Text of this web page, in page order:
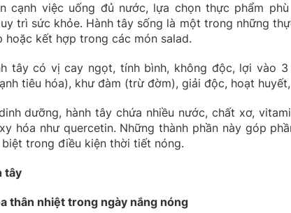
cạnh việc uống đủ nước, lựa chọn thực phẩm
trì sức khỏe. Hành tây sống là một trong những
kết hợp trong các món salad.
tây có vị cay ngọt, tính bình, không độc, lợi vào
tiêu hóa), khư đàm (trừ đờm), giải độc, hoạt
dưỡng, hành tây chứa nhiều nước, chất xơ,
hóa như quercetin. Những thành phần này góp
trong điều kiện thời tiết nóng.
tây
thân nhiệt trong ngày nắng nóng